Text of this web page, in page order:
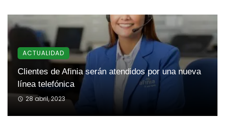
ACTUALIDAD
Clientes de Afinia serán atendidos por una nueva
línea telefónica
28 abril, 2023